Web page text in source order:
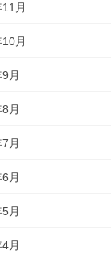
月
月
月
月
月
月
月
月